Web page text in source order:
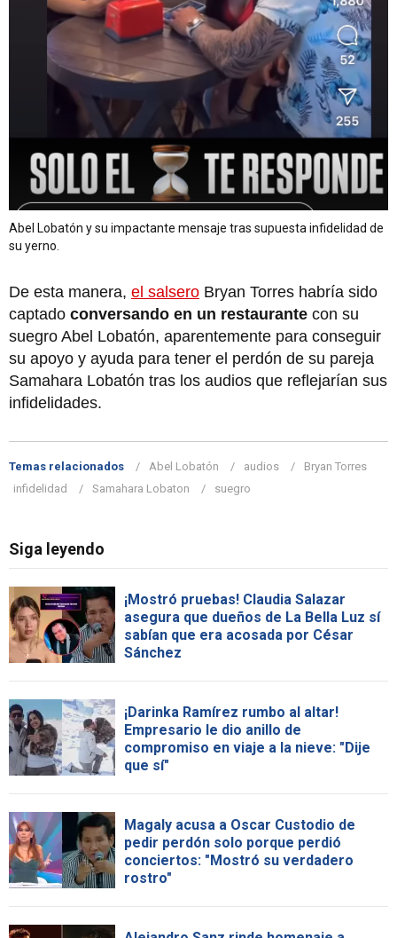
Abel Lobatón y su impactante mensaje tras supuesta infidelidad de
su yerno.
De esta manera, el salsero Bryan Torres habría sido
captado conversando en un restaurante con su
suegro Abel Lobatón, aparentemente para conseguir
su apoyo y ayuda para tener el perdón de su pareja
Samahara Lobatón tras los audios que reflejarían sus
infidelidades.
Temas relacionados Abel Lobatón audios
Bryan Torres
infidelidad
Samahara Lobaton suegro
Siga leyendo
¡Mostró pruebas! Claudia Salazar
asegura que dueños de La Bella Luz sí
sabían que era acosada por César
Sánchez
¡Darinka Ramírez rumbo al altar!
Empresario le dio anillo de
compromiso en viaje a la nieve: "Dije
que sí"
Magaly acusa a Oscar Custodio de
pedir perdón solo porque perdió
conciertos: "Mostró su verdadero
rostro"